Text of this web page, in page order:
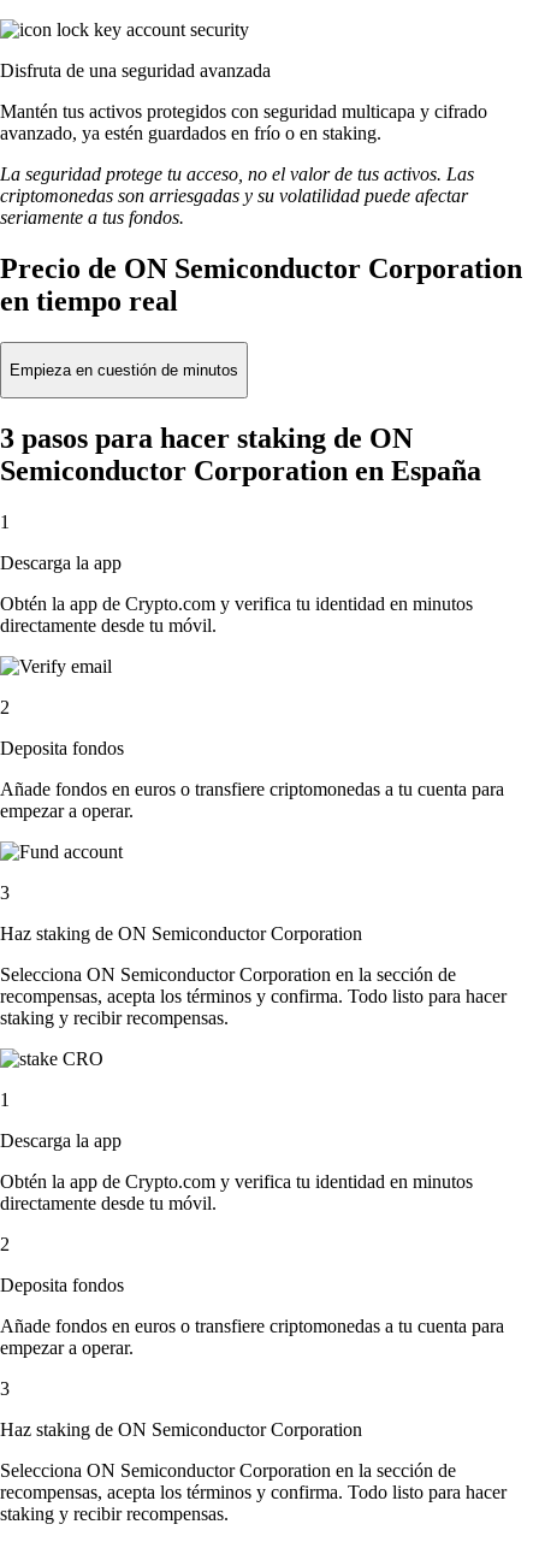
Disfruta de una seguridad avanzada
Mantén tus activos protegidos con seguridad multicapa y cifrado
avanzado, ya estén guardados en frío o en staking.
La seguridad protege tu acceso, no el valor de tus activos. Las
criptomonedas son arriesgadas y su volatilidad puede afectar
seriamente a tus fondos.
Precio de ON Semiconductor Corporation
en tiempo real
Empieza en cuestión de minutos
3 pasos para hacer staking de ON
Semiconductor Corporation en España
1
Descarga la app
Obtén la app de Crypto.com y verifica tu identidad en minutos
directamente desde tu móvil.
2
Deposita fondos
Añade fondos en euros o transfiere criptomonedas a tu cuenta para
empezar a operar.
3
Haz staking de ON Semiconductor Corporation
Selecciona ON Semiconductor Corporation en la sección de
recompensas, acepta los términos y confirma. Todo listo para hacer
staking y recibir recompensas.
1
Descarga la app
Obtén la app de Crypto.com y verifica tu identidad en minutos
directamente desde tu móvil.
2
Deposita fondos
Añade fondos en euros o transfiere criptomonedas a tu cuenta para
empezar a operar.
3
Haz staking de ON Semiconductor Corporation
Selecciona ON Semiconductor Corporation en la sección de
recompensas, acepta los términos y confirma. Todo listo para hacer
staking y recibir recompensas.